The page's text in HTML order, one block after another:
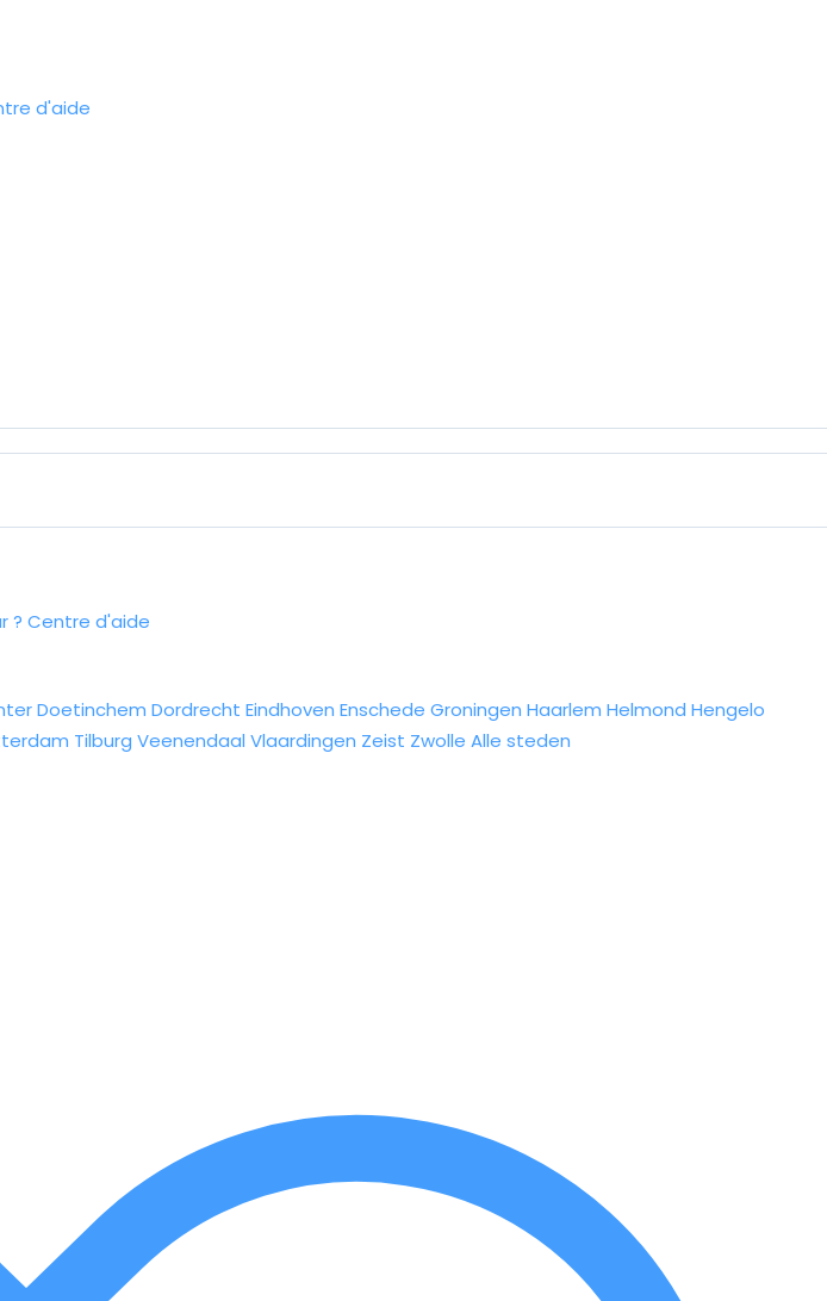
d'aide
? Centre d'aide
Doetinchem Dordrecht Eindhoven Enschede Groningen Haarlem Helmond Hengelo
Tilburg Veenendaal Vlaardingen Zeist Zwolle Alle steden